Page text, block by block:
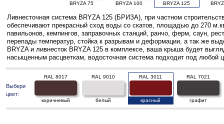
BRYZA 75 BRYZA 100 BRYZA 125
Ливнесточная система BRYZA 125 (БРИЗА), при частном
обеспечивают прекрасный сход воды со скатов, площадью до 270
павильонов, кемпингов, заправочных станций, ранчо, ферм, саун,
перепады температур, стойка к разрывам и деформации, а так же
BRYZA и ливнесток BRYZA 125 в комплексе, ваша крыша будет
насыщенным расцветкам, водосточная система подходит под любой
Выбери
цвет:
RAL 8017
коричневый
RAL 9010
белый
RAL 3011
красный
RAL 7021
графит